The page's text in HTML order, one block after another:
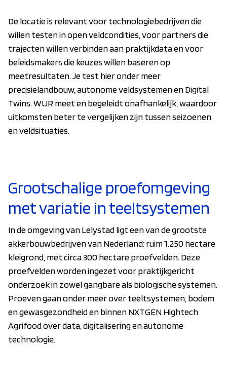
De locatie is relevant voor technologiebedrijven die
willen testen in open veldcondities, voor partners die
trajecten willen verbinden aan praktijkdata en voor
beleidsmakers die keuzes willen baseren op
meetresultaten. Je test hier onder meer
precisielandbouw, autonome veldsystemen en Digital
Twins. WUR meet en begeleidt onafhankelijk, waardoor
uitkomsten beter te vergelijken zijn tussen seizoenen
en veldsituaties.
Grootschalige proefomgeving
met variatie in teeltsystemen
In de omgeving van Lelystad ligt een van de grootste
akkerbouwbedrijven van Nederland: ruim 1.250 hectare
kleigrond, met circa 300 hectare proefvelden. Deze
proefvelden worden ingezet voor praktijkgericht
onderzoek in zowel gangbare als biologische systemen.
Proeven gaan onder meer over teeltsystemen, bodem
en gewasgezondheid en binnen NXTGEN Hightech
Agrifood over data, digitalisering en autonome
technologie.